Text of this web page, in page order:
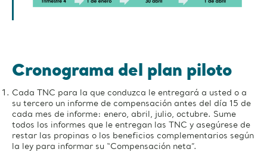
Cronograma del plan piloto
Cada TNC para la que conduzca le entregará a usted o a
su tercero un informe de compensación antes del día 15 de
cada mes de informe: enero, abril, julio, octubre. Sume
todos los informes que le entregan las TNC y asegúrese de
restar las propinas o los beneficios complementarios según
la ley para informar su “Compensación neta”.